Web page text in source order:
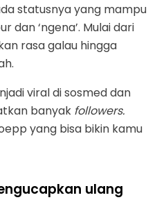
statusnya yang mampu
dan ‘ngena’. Mulai dari
rasa galau hingga
viral di sosmed dan
banyak followers.
yang bisa bikin kamu
ulang